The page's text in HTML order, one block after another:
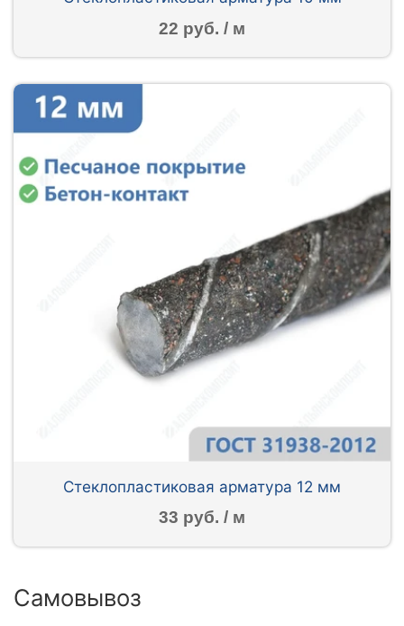
22 руб. / м
Стеклопластиковая арматура 12 мм
33 руб. / м
Самовывоз